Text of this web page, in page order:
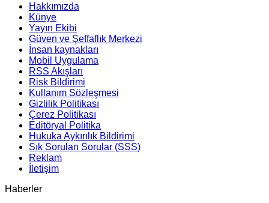
Hakkımızda
Künye
Yayın Ekibi
Güven ve Şeffaflık Merkezi
İnsan kaynakları
Mobil Uygulama
RSS Akışları
Risk Bildirimi
Kullanım Sözleşmesi
Gizlilik Politikası
Çerez Politikası
Editöryal Politika
Hukuka Aykırılık Bildirimi
Sık Sorulan Sorular (SSS)
Reklam
İletişim
Haberler